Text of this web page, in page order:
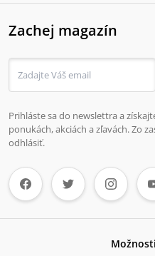
Zachej magazín
Prihláste sa do newslettra a
ponukách, akciách a zľavách. Zo
odhlásiť.